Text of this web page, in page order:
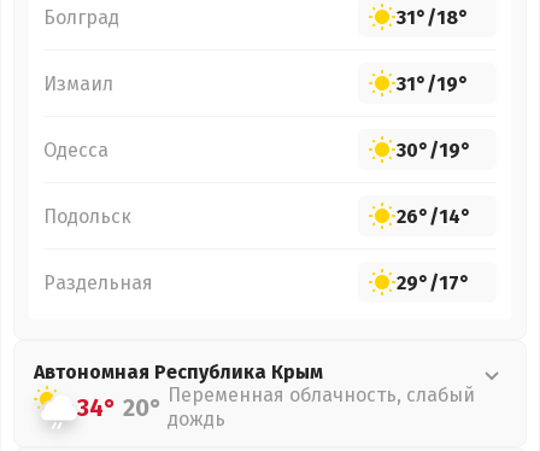
Болград 31°/18°
Измаил 31°/19°
Одесса 30°/19°
Подольск 26°/14°
Раздельная 29°/17°
Автономная Республика Крым
34° 20° Переменная облачность, слабый
дождь